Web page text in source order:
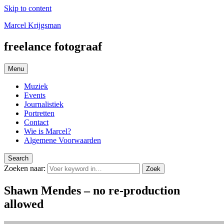
Skip to content
Marcel Krijgsman
freelance fotograaf
Menu
Muziek
Events
Journalistiek
Portretten
Contact
Wie is Marcel?
Algemene Voorwaarden
Search
Zoeken naar: Zoek
Shawn Mendes – no re-production
allowed